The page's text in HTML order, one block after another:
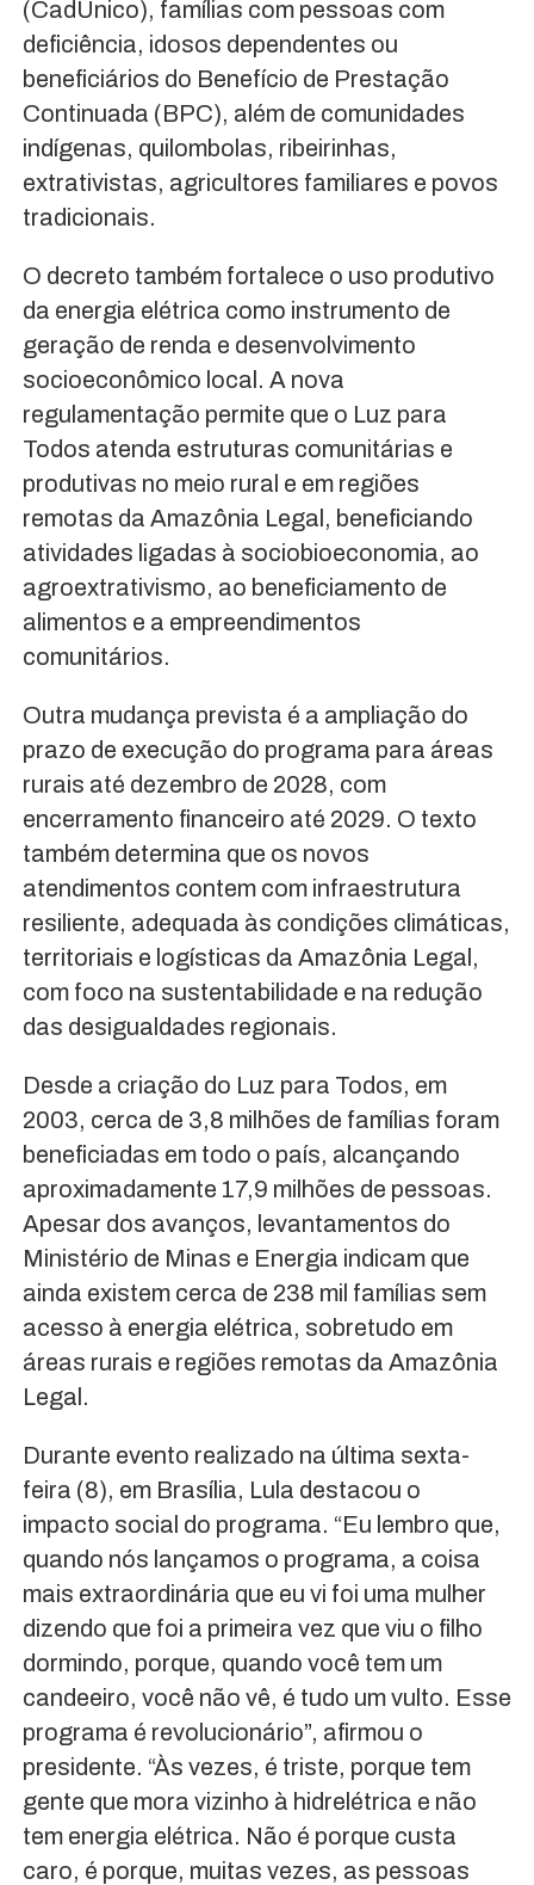
(CadÚnico), famílias com pessoas com
deficiência, idosos dependentes ou
beneficiários do Benefício de Prestação
Continuada (BPC), além de comunidades
indígenas, quilombolas, ribeirinhas,
extrativistas, agricultores familiares e povos
tradicionais.
O decreto também fortalece o uso produtivo
da energia elétrica como instrumento de
geração de renda e desenvolvimento
socioeconômico local. A nova
regulamentação permite que o Luz para
Todos atenda estruturas comunitárias e
produtivas no meio rural e em regiões
remotas da Amazônia Legal, beneficiando
atividades ligadas à sociobioeconomia, ao
agroextrativismo, ao beneficiamento de
alimentos e a empreendimentos
comunitários.
Outra mudança prevista é a ampliação do
prazo de execução do programa para áreas
rurais até dezembro de 2028, com
encerramento financeiro até 2029. O texto
também determina que os novos
atendimentos contem com infraestrutura
resiliente, adequada às condições climáticas,
territoriais e logísticas da Amazônia Legal,
com foco na sustentabilidade e na redução
das desigualdades regionais.
Desde a criação do Luz para Todos, em
2003, cerca de 3,8 milhões de famílias foram
beneficiadas em todo o país, alcançando
aproximadamente 17,9 milhões de pessoas.
Apesar dos avanços, levantamentos do
Ministério de Minas e Energia indicam que
ainda existem cerca de 238 mil famílias sem
acesso à energia elétrica, sobretudo em
áreas rurais e regiões remotas da Amazônia
Legal.
Durante evento realizado na última sexta-
feira (8), em Brasília, Lula destacou o
impacto social do programa. “Eu lembro que,
quando nós lançamos o programa, a coisa
mais extraordinária que eu vi foi uma mulher
dizendo que foi a primeira vez que viu o filho
dormindo, porque, quando você tem um
candeeiro, você não vê, é tudo um vulto. Esse
programa é revolucionário”, afirmou o
presidente. “Às vezes, é triste, porque tem
gente que mora vizinho à hidrelétrica e não
tem energia elétrica. Não é porque custa
caro, é porque, muitas vezes, as pessoas